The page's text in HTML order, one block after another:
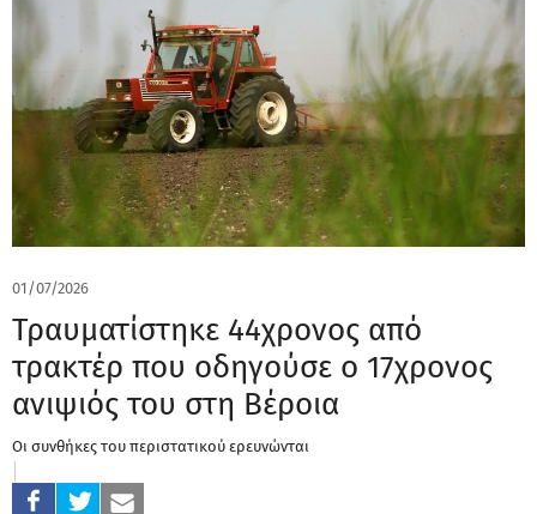
01/07/2026
Τραυματίστηκε 44χρονος από
τρακτέρ που οδηγούσε ο 17χρονος
ανιψιός του στη Βέροια
Οι συνθήκες του περιστατικού ερευνώνται